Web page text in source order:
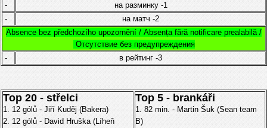
-
на разминку -1
-
на матч -2
Absence bez předchozího upozornění / Absența fără notificare prealabilă /
Отсутствие без предупреждения
-
в рейтинг -3
Top 20 - střelci
1. 12 gólů - Jiří Kuděj (Bakera)
2. 12 gólů - David Hruška (Líheň
Top 5 - brankáři
1. 82 min. - Martin Šuk (Sean team
B)